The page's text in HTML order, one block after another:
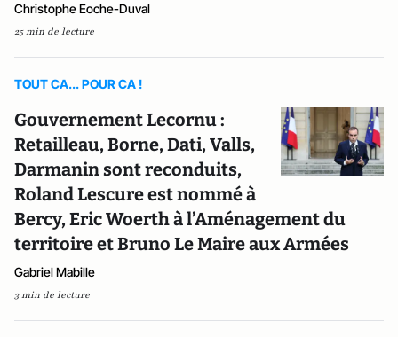
Christophe Eoche-Duval
25 min de lecture
TOUT CA... POUR CA !
Gouvernement Lecornu :
Retailleau, Borne, Dati, Valls,
Darmanin sont reconduits,
Roland Lescure est nommé à
Bercy, Eric Woerth à l’Aménagement du
territoire et Bruno Le Maire aux Armées
Gabriel Mabille
3 min de lecture